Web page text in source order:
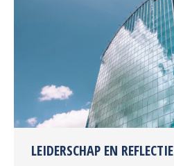
LEIDERSCHAP EN REFLECTIE